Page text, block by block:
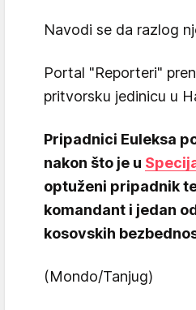
Navodi se da razlog
Portal "Reporteri"
pritvorsku jedinicu u
Pripadnici Euleksa
nakon što je u
optuženi pripadnik
komandant i jedan
kosovskih
(Mondo/Tanjug)